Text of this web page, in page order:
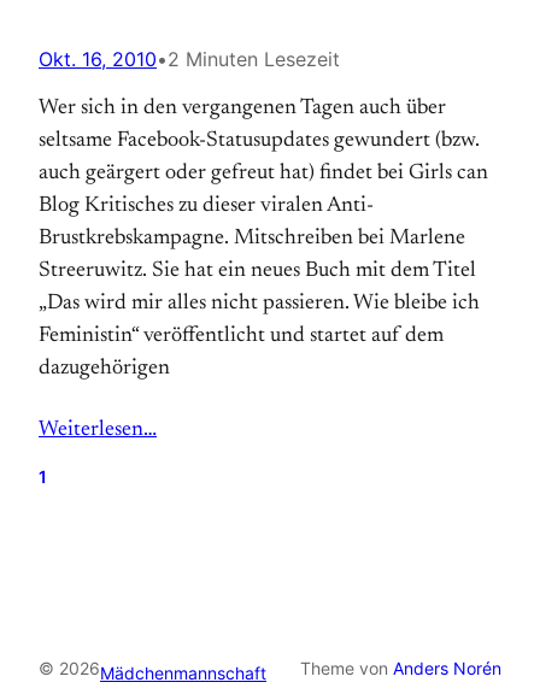
Okt. 16, 2010•2 Minuten Lesezeit
Wer sich in den vergangenen Tagen auch über
seltsame Facebook-Statusupdates gewundert (bzw.
auch geärgert oder gefreut hat) findet bei Girls can
Blog Kritisches zu dieser viralen Anti-
Brustkrebskampagne. Mitschreiben bei Marlene
Streeruwitz. Sie hat ein neues Buch mit dem Titel
„Das wird mir alles nicht passieren. Wie bleibe ich
Feministin“ veröffentlicht und startet auf dem
dazugehörigen
Weiterlesen…
1
© 2026Mädchenmannschaft Theme von Anders Norén